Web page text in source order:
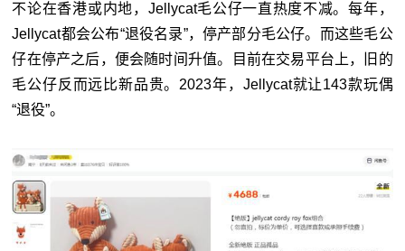
不论在香港或内地，Jellycat毛公仔一直热度不减。每年，
Jellycat都会公布“退役名录”，停产部分毛公仔。而这些毛公
仔在停产之后，便会随时间升值。目前在交易平台上，旧的
毛公仔反而远比新品贵。2023年，Jellycat就让143款玩偶
“退役”。